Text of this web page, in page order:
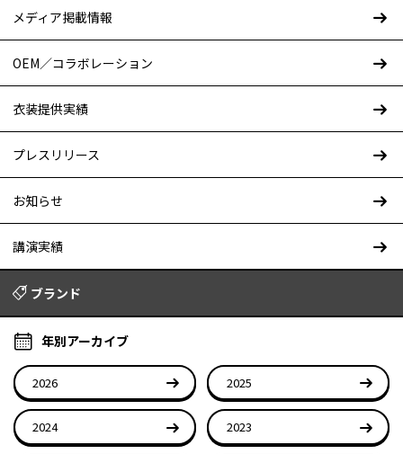
メディア掲載情報
OEM／コラボレーション
衣装提供実績
プレスリリース
お知らせ
講演実績
ブランド
年別アーカイブ
2026 2025
2024 2023